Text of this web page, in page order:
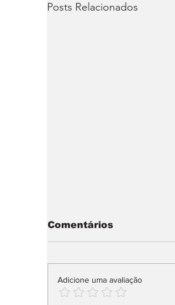
Posts Relacionados
Comentários
Adicione uma avaliação